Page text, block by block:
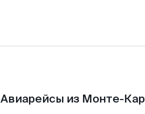
Авиарейсы из Монте-